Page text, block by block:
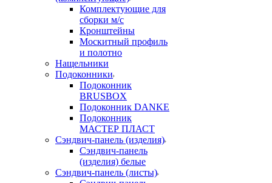
Комплектующие для
сборки м/с
Кронштейны
Москитный профиль
и полотно
Нащельники
Подоконники
Подоконник
BRUSBOX
Подоконник DANKE
Подоконник
МАСТЕР ПЛАСТ
Сэндвич-панель (изделия)
Сэндвич-панель
(изделия) белые
Сэндвич-панель (листы)